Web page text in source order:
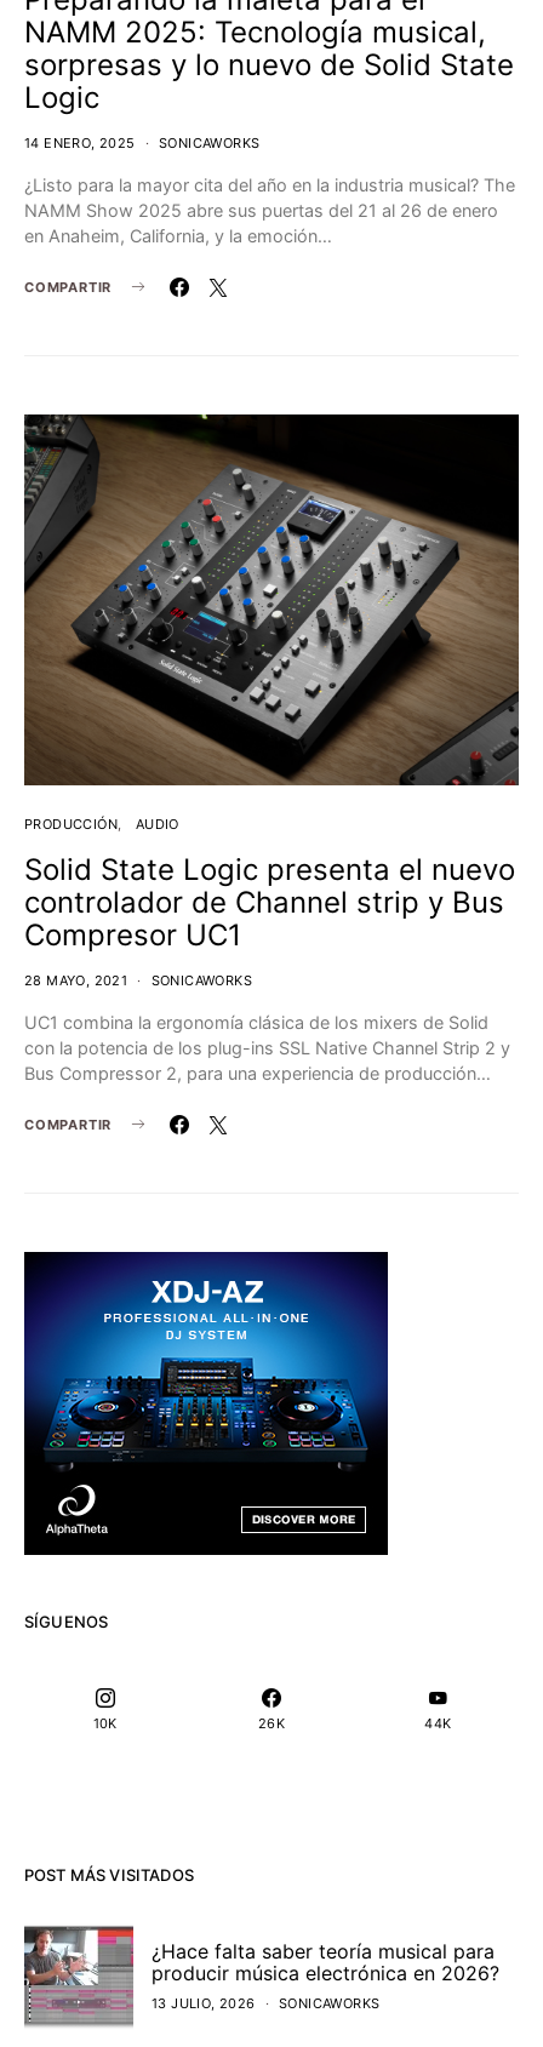
NAMM 2025: Tecnología musical,
sorpresas y lo nuevo de Solid State
Logic
14 ENERO, 2025 SONICAWORKS
¿Listo para la mayor cita del año en la industria musical? The
NAMM Show 2025 abre sus puertas del 21 al 26 de enero
en Anaheim, California, y la emoción…
COMPARTIR
PRODUCCIÓN AUDIO
Solid State Logic presenta el nuevo
controlador de Channel strip y Bus
Compresor UC1
28 MAYO, 2021 SONICAWORKS
UC1 combina la ergonomía clásica de los mixers de Solid
con la potencia de los plug-ins SSL Native Channel Strip 2 y
Bus Compressor 2, para una experiencia de producción…
COMPARTIR
SÍGUENOS
10K 26K 44K
POST MÁS VISITADOS
¿Hace falta saber teoría musical para
producir música electrónica en 2026?
13 JULIO, 2026 SONICAWORKS